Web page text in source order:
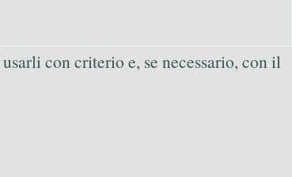
con criterio e, se necessario, con il